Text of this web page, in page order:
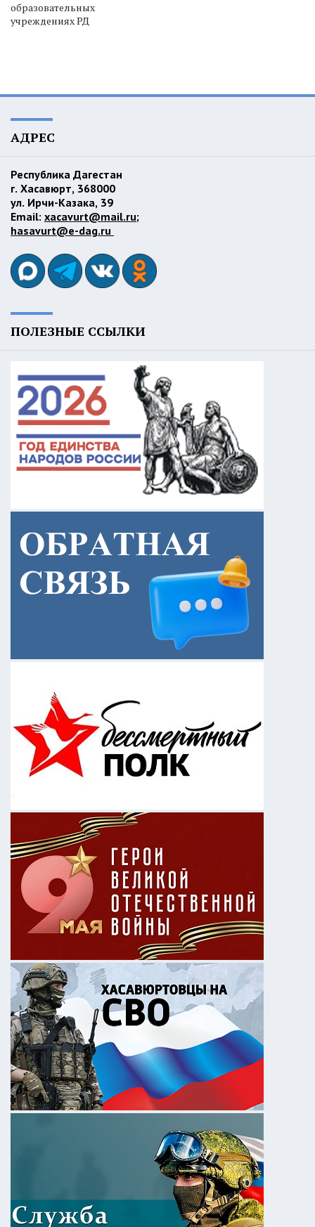
образовательных
учреждениях РД
АДРЕС
Республика Дагестан
г. Хасавюрт, 368000
ул. Ирчи-Казака, 39
Email: xacavurt@mail.ru;
hasavurt@e-dag.ru
ПОЛЕЗНЫЕ ССЫЛКИ